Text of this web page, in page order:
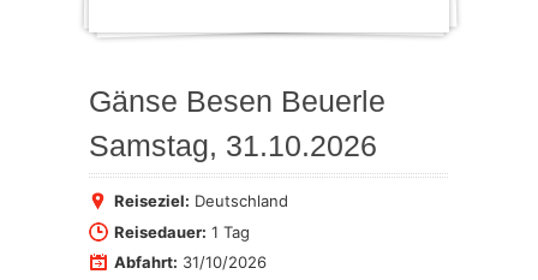
Gänse Besen Beuerle
Samstag, 31.10.2026
Reiseziel: Deutschland
Reisedauer: 1 Tag
Abfahrt: 31/10/2026